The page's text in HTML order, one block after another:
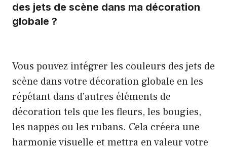
des jets de scène dans ma décoration
globale ?
Vous pouvez intégrer les couleurs des jets de
scène dans votre décoration globale en les
répétant dans d’autres éléments de
décoration tels que les fleurs, les bougies,
les nappes ou les rubans. Cela créera une
harmonie visuelle et mettra en valeur votre